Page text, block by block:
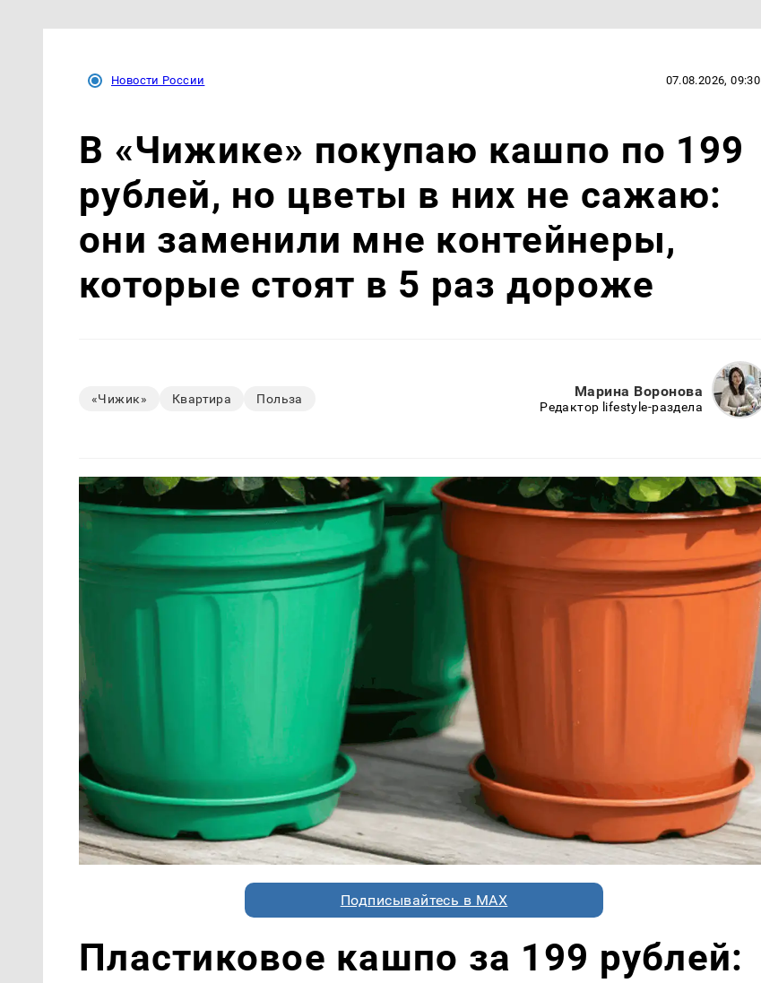
Новости России 07.08.2026, 09:30
В «Чижике» покупаю кашпо по 199
рублей, но цветы в них не сажаю:
они заменили мне контейнеры,
которые стоят в 5 раз дороже
«Чижик» Квартира Польза Марина Воронова
Редактор lifestyle-раздела
Подписывайтесь в MAX
Пластиковое кашпо за 199 рублей: